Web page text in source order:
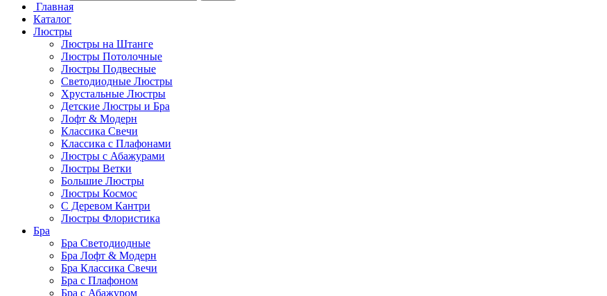
Главная
Каталог
Люстры
Люстры на Штанге
Люстры Потолочные
Люстры Подвесные
Светодиодные Люстры
Хрустальные Люстры
Детские Люстры и Бра
Лофт & Модерн
Классика Свечи
Классика с Плафонами
Люстры с Абажурами
Люстры Ветки
Большие Люстры
Люстры Космос
С Деревом Кантри
Люстры Флористика
Бра
Бра Светодиодные
Бра Лофт & Модерн
Бра Классика Свечи
Бра с Плафоном
Бра с Абажуром